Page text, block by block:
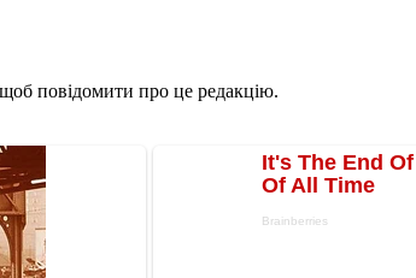
повідомити про це редакцію.